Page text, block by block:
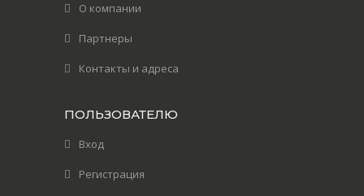
О компании
Партнеры
Контакты и адреса
ПОЛЬЗОВАТЕЛЮ
Вход
Регистрация